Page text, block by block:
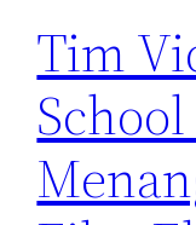
Tim